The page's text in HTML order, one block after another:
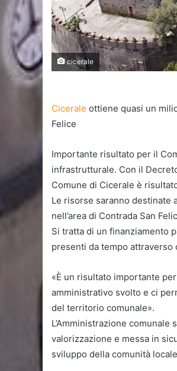
cicerale
Cicerale ottiene quasi un
Felice
Importante risultato per il
infrastrutturale. Con il
Comune di Cicerale è
Le risorse saranno destinate
nell’area di Contrada San
Si tratta di un finanziamento
presenti da tempo
«È un risultato importante
amministrativo svolto e ci
del territorio comunale».
L’Amministrazione
valorizzazione e messa in
sviluppo della comunità